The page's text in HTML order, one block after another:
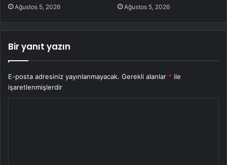
Ağustos 5, 2026 Ağustos 5, 2026
Bir yanıt yazın
E-posta adresiniz yayınlanmayacak. Gerekli alanlar * ile
işaretlenmişlerdir